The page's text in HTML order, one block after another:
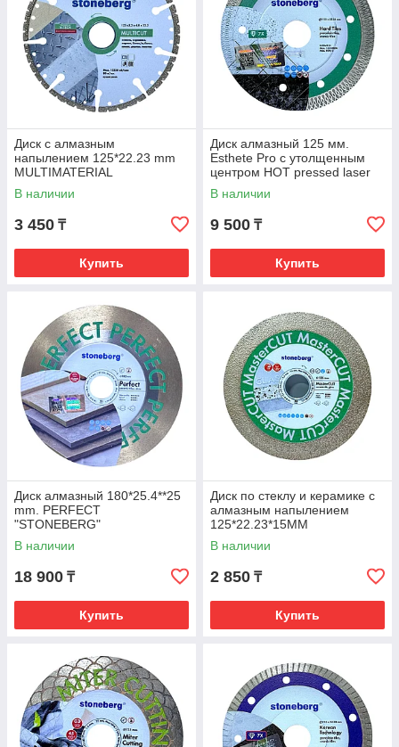
Диск с алмазным
напылением 125*22.23 mm
MULTIMATERIAL
"STONEBERG"
В наличии
3 450 ₸
Купить
Диск алмазный 125 мм.
Esthete Pro с утолщенным
центром HOT pressed laser
"STONEBERG"
В наличии
9 500 ₸
Купить
Диск алмазный 180*25.4**25
mm. PERFECT
"STONEBERG"
В наличии
18 900 ₸
Купить
Диск по стеклу и керамике с
алмазным напылением
125*22.23*15MM
"STONEBERG"
В наличии
2 850 ₸
Купить